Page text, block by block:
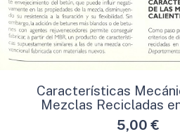
Características
Mezclas Recicladas
5,00€